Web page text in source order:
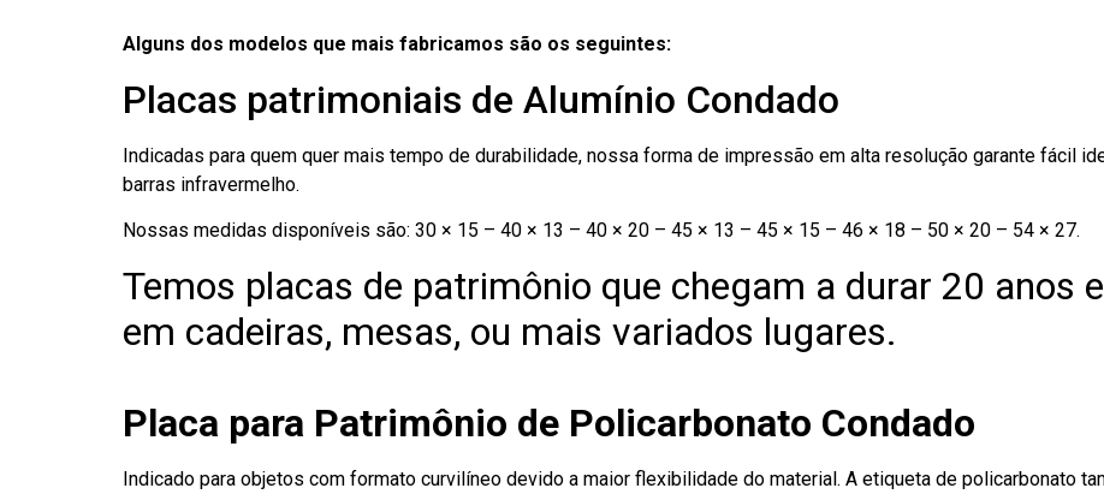
Alguns dos modelos que mais fabricamos são os seguintes:
Placas patrimoniais de Alumínio Condado
Indicadas para quem quer mais tempo de durabilidade, nossa forma de impressão em alta resolução garante fácil
barras infravermelho.
Nossas medidas disponíveis são: 30 × 15 – 40 × 13 – 40 × 20 – 45 × 13 – 45 × 15 – 46 × 18 – 50 × 20 – 54 × 27.
Temos placas de patrimônio que chegam a durar 20 anos
em cadeiras, mesas, ou mais variados lugares.
Placa para Patrimônio de Policarbonato Condado
Indicado para objetos com formato curvilíneo devido a maior flexibilidade do material. A etiqueta de policarbonato